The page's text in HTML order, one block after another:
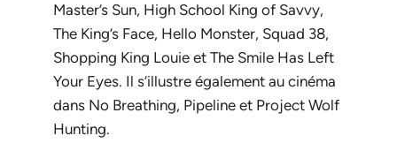
Master’s Sun, High School King of Savvy,
The King’s Face, Hello Monster, Squad 38,
Shopping King Louie et The Smile Has Left
Your Eyes. Il s’illustre également au cinéma
dans No Breathing, Pipeline et Project Wolf
Hunting.